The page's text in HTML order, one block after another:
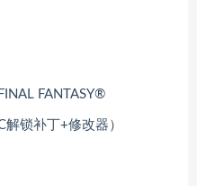
FANTASY®